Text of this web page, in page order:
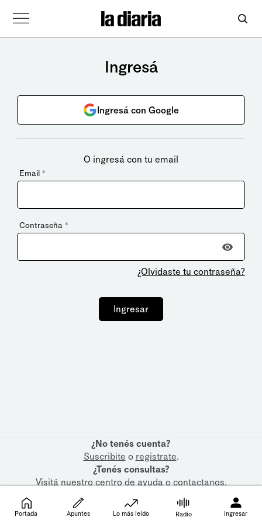
Ingresá
Ingresá con Google
O ingresá con tu email
Email *
Contraseña *
¿Olvidaste tu contraseña?
Ingresar
¿No tenés cuenta?
Suscribite o registrate.
¿Tenés consultas?
Visitá nuestrocentro de ayudaocontactanos.
Portada Apuntes Lo más leído Radio Ingresar